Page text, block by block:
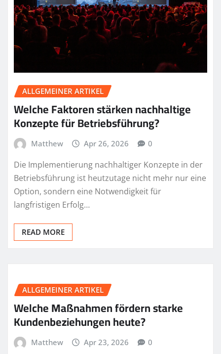
ALLGEMEINER ARTIKEL
Welche Faktoren stärken nachhaltige
Konzepte für Betriebsführung?
Matthew Apr 26, 2026 0
Die Implementierung nachhaltiger Konzepte in der
Betriebsführung ist heutzutage nicht mehr nur eine
Option, sondern eine Notwendigkeit für
langfristigen Erfolg…
READ MORE
ALLGEMEINER ARTIKEL
Welche Maßnahmen fördern starke
Kundenbeziehungen heute?
Matthew Apr 23, 2026 0